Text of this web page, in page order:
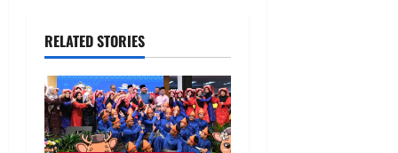
RELATED STORIES